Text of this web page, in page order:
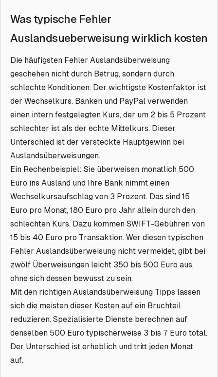
Was typische Fehler
Auslandsueberweisung wirklich kosten
Die häufigsten Fehler Auslandsüberweisung
geschehen nicht durch Betrug, sondern durch
schlechte Konditionen. Der wichtigste Kostenfaktor ist
der Wechselkurs. Banken und PayPal verwenden
einen intern festgelegten Kurs, der um 2 bis 5 Prozent
schlechter ist als der echte Mittelkurs. Dieser
Unterschied ist der versteckte Hauptgewinn bei
Auslandsüberweisungen.
Ein Rechenbeispiel: Sie überweisen monatlich 500
Euro ins Ausland und Ihre Bank nimmt einen
Wechselkursaufschlag von 3 Prozent. Das sind 15
Euro pro Monat, 180 Euro pro Jahr allein durch den
schlechten Kurs. Dazu kommen SWIFT-Gebühren von
15 bis 40 Euro pro Transaktion. Wer diesen typischen
Fehler Auslandsüberweisung nicht vermeidet, gibt bei
zwölf Überweisungen leicht 350 bis 500 Euro aus,
ohne sich dessen bewusst zu sein.
Mit den richtigen Auslandsüberweisung Tipps lassen
sich die meisten dieser Kosten auf ein Bruchteil
reduzieren. Spezialisierte Dienste berechnen auf
denselben 500 Euro typischerweise 3 bis 7 Euro total.
Der Unterschied ist erheblich und tritt jeden Monat
auf.